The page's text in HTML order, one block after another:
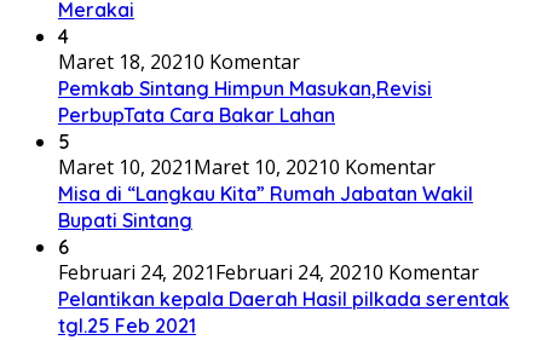
Merakai
4
Maret 18, 20210 Komentar
Pemkab Sintang Himpun Masukan,Revisi
PerbupTata Cara Bakar Lahan
5
Maret 10, 2021Maret 10, 20210 Komentar
Misa di “Langkau Kita” Rumah Jabatan Wakil
Bupati Sintang
6
Februari 24, 2021Februari 24, 20210 Komentar
Pelantikan kepala Daerah Hasil pilkada serentak
tgl.25 Feb 2021